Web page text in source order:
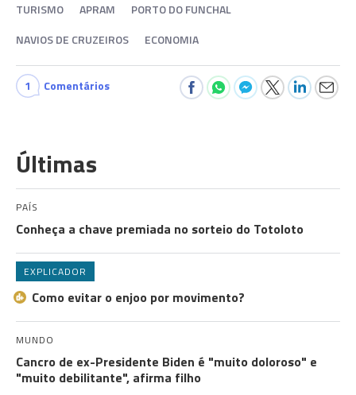
TURISMO APRAM
PORTO DO FUNCHAL
NAVIOS DE CRUZEIROS
ECONOMIA
1 Comentários
Últimas
PAÍS
Conheça a chave premiada no sorteio do Totoloto
EXPLICADOR
Como evitar o enjoo por movimento?
MUNDO
Cancro de ex-Presidente Biden é "muito doloroso" e
"muito debilitante", afirma filho